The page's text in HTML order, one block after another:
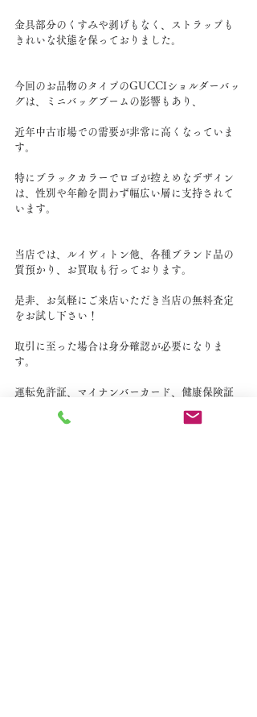
金具部分のくすみや剥げもなく、ストラップも
きれいな状態を保っておりました。
今回のお品物のタイプのGUCCIショルダーバッ
グは、ミニバッグブームの影響もあり、
近年中古市場での需要が非常に高くなっていま
す。
特にブラックカラーでロゴが控えめなデザイン
は、性別や年齢を問わず幅広い層に支持されて
います。
当店では、ルイヴィトン他、各種ブランド品の
質預かり、お買取も行っております。
是非、お気軽にご来店いただき当店の無料査定
をお試し下さい！
取引に至った場合は身分確認が必要になりま
す。
運転免許証、マイナンバーカード、健康保険証